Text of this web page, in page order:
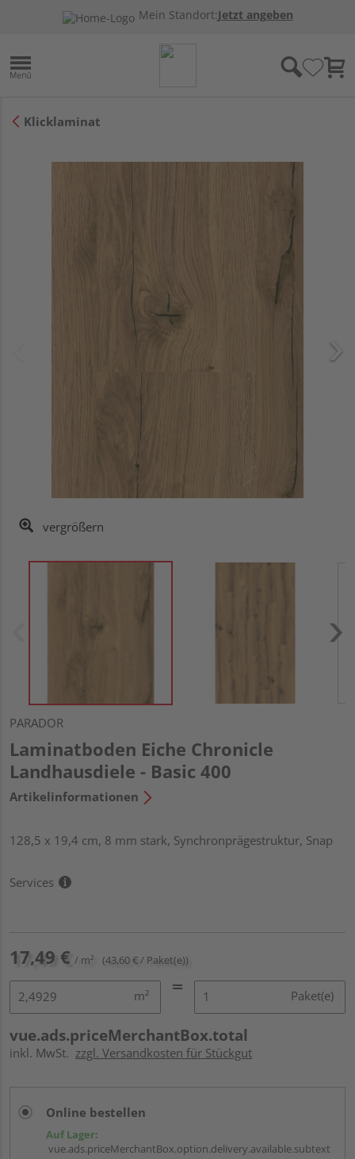
Mein Standort:Jetzt angeben
Klicklaminat
vergrößern
PARADOR
Laminatboden Eiche Chronicle
Landhausdiele - Basic 400
Artikelinformationen
128,5 x 19,4 cm, 8 mm stark, Synchronprägestruktur, Snap
Services
17,49 € / m² (43,60 € / Paket(e))
m² Paket(e)
vue.ads.priceMerchantBox.total
inkl. MwSt. zzgl. Versandkosten für Stückgut
Online bestellen
Auf Lager:
vue.ads.priceMerchantBox.option.delivery.available.subtext